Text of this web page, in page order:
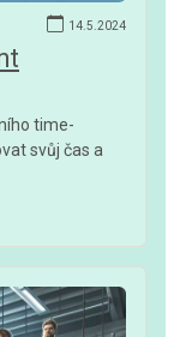
14.5.2024
time-
svůj čas a